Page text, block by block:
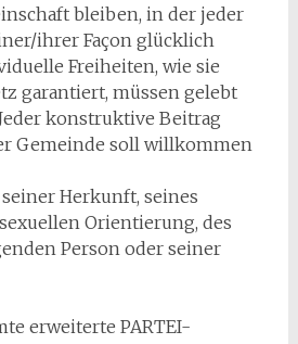
bleiben, in der jeder
ihrer Façon glücklich
Freiheiten, wie sie
garantiert, müssen gelebt
konstruktive Beitrag
Gemeinde soll willkommen
Herkunft, seines
Orientierung, des
Person oder seiner
erweiterte PARTEI-